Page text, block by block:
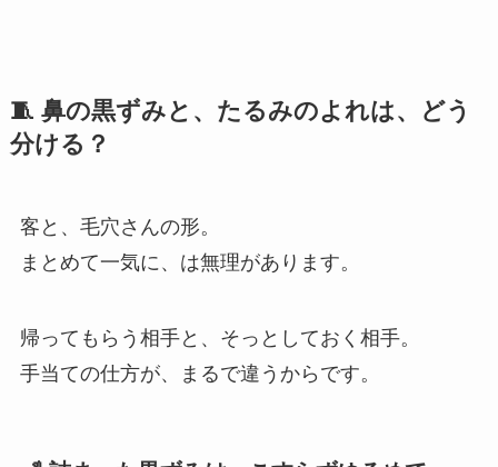
🧵 鼻の黒ずみと、たるみのよれは、どう
分ける？
客と、毛穴さんの形。
まとめて一気に、は無理があります。
帰ってもらう相手と、そっとしておく相手。
手当ての仕方が、まるで違うからです。